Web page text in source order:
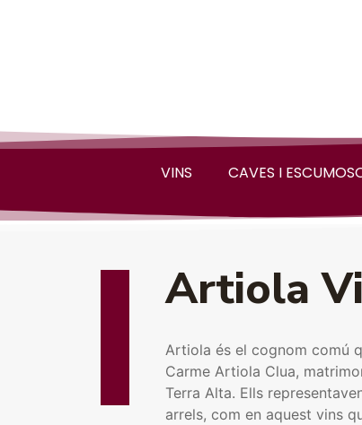
VINS CAVES I
Artiola
Artiola és el cognom comú
Carme Artiola Clua,
Terra Alta. Ells
arrels, com en aquest vins